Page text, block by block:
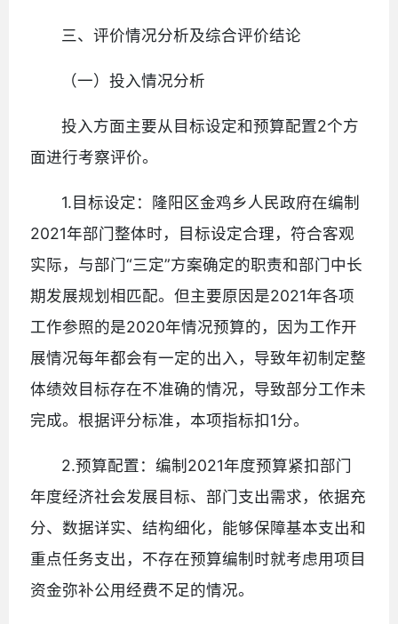
三、评价情况分析及综合评价结论
（一）投入情况分析
投入方面主要从目标设定和预算配置2个方
面进行考察评价。
1.目标设定：隆阳区金鸡乡人民政府在编制
2021年部门整体时，目标设定合理，符合客观
实际，与部门“三定”方案确定的职责和部门中长
期发展规划相匹配。但主要原因是2021年各项
工作参照的是2020年情况预算的，因为工作开
展情况每年都会有一定的出入，导致年初制定整
体绩效目标存在不准确的情况，导致部分工作未
完成。根据评分标准，本项指标扣1分。
2.预算配置：编制2021年度预算紧扣部门
年度经济社会发展目标、部门支出需求，依据充
分、数据详实、结构细化，能够保障基本支出和
重点任务支出，不存在预算编制时就考虑用项目
资金弥补公用经费不足的情况。